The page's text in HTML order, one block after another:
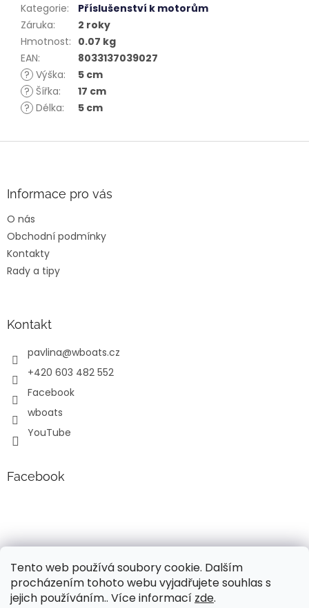
Tento web používá soubory cookie. Dalším
procházením tohoto webu vyjadřujete souhlas s
jejich používáním.. Více informací zde.
Kategorie:
Příslušenství k motorům
Záruka:
2 roky
Hmotnost: 0.07 kg
EAN:
8033137039027
? Výška:
5 cm
? Šířka:
17 cm
? Délka: 5 cm
Informace pro vás
O nás
Obchodní podmínky
Kontakty
Rady a tipy
Kontakt
pavlina@wboats.cz
+420 603 482 552
Facebook
wboats
YouTube
Facebook